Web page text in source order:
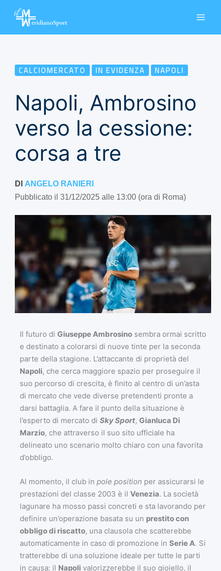
CALCIOMERCATO IN EVIDENZA NAPOLI
Napoli, Ambrosino
verso la cessione:
corsa a tre
DI ANGELO RANIERI
Pubblicato il 31/12/2025 alle 13:00 (ora di Roma)
Il futuro di Giuseppe Ambrosino sembra ormai scritto
e destinato a colorarsi di nuove tinte per la seconda
parte della stagione. L’attaccante di proprietà del
Napoli, che cerca maggiore spazio per proseguire il
suo percorso di crescita, è finito al centro di un’asta
di mercato che vede diverse pretendenti pronte a
darsi battaglia. A fare il punto della situazione è
l’esperto di mercato di Sky Sport, Gianluca Di
Marzio, che attraverso il suo sito ufficiale ha
delineato uno scenario molto chiaro con una favorita
d’obbligo.
Al momento, il club in pole position per assicurarsi le
prestazioni del classe 2003 è il Venezia. La società
lagunare ha mosso passi concreti e sta lavorando per
definire un’operazione basata su un prestito con
obbligo di riscatto, una clausola che scatterebbe
automaticamente in caso di promozione in Serie A. Si
tratterebbe di una soluzione ideale per tutte le parti
in causa: il Napoli valorizzerebbe il suo gioiello, il